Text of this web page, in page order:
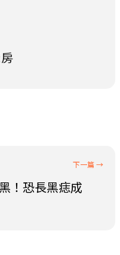
！恐長黑痣成